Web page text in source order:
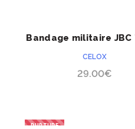
ACHETER
Bandage militaire JBC
CELOX
29.00€
RUPTURE